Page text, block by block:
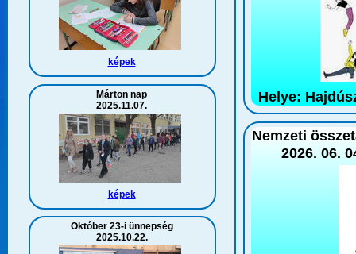
képek
Márton nap
2025.11.07.
képek
Október 23-i ünnepség
2025.10.22.
Helye:
Nemzeti
2026. 06.